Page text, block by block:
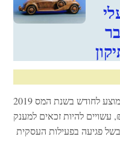
עצמאים יחידים שמחזור פעילותם הממוצע לחודש בשנת המס 2019
מ- 1,500 ₪ ונמוך מ- 25,000 ₪, עשויים להיות זכאים למענק
פגיעה בפעילות העסקית